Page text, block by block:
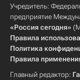
Учредитель:
предприятие
«Россия сегодня»
Правила
Политика
Правила
Главный редактор: